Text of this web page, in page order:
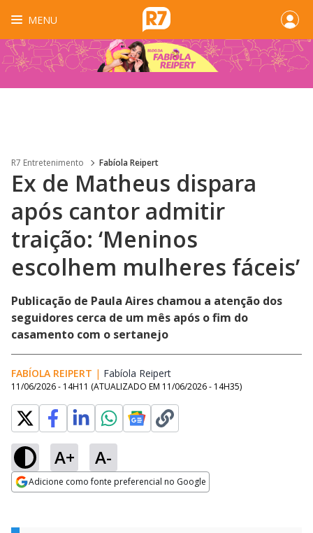
MENU
R7 Entretenimento Fabíola Reipert
Ex de Matheus dispara
após cantor admitir
traição: ‘Meninos
escolhem mulheres fáceis’
Publicação de Paula Aires chamou a atenção dos
seguidores cerca de um mês após o fim do
casamento com o sertanejo
FABÍOLA REIPERT | Fabíola Reipert
11/06/2026 - 14H11 (ATUALIZADO EM 11/06/2026 - 14H35)
A+ A-
Adicione como fonte preferencial no Google